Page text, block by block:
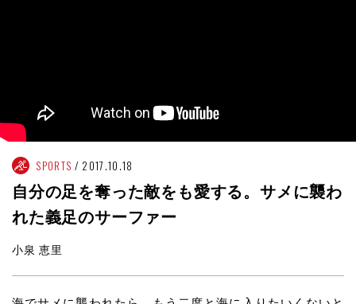
SPORTS 2017.10.18
自分の足を奪った敵をも愛する。サメに襲わ
れた義足のサーファー
小泉 恵里